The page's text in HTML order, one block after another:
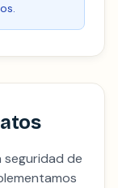
seguridad de